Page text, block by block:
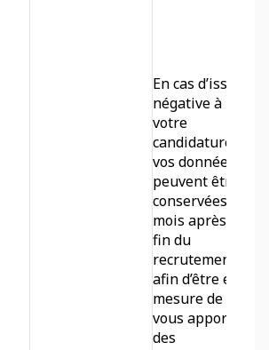
En cas d’issue
négative à
votre
candidature,
vos données
peuvent être
conservées 3
mois après la
fin du
recrutement
afin d’être en
mesure de
vous apporter
des